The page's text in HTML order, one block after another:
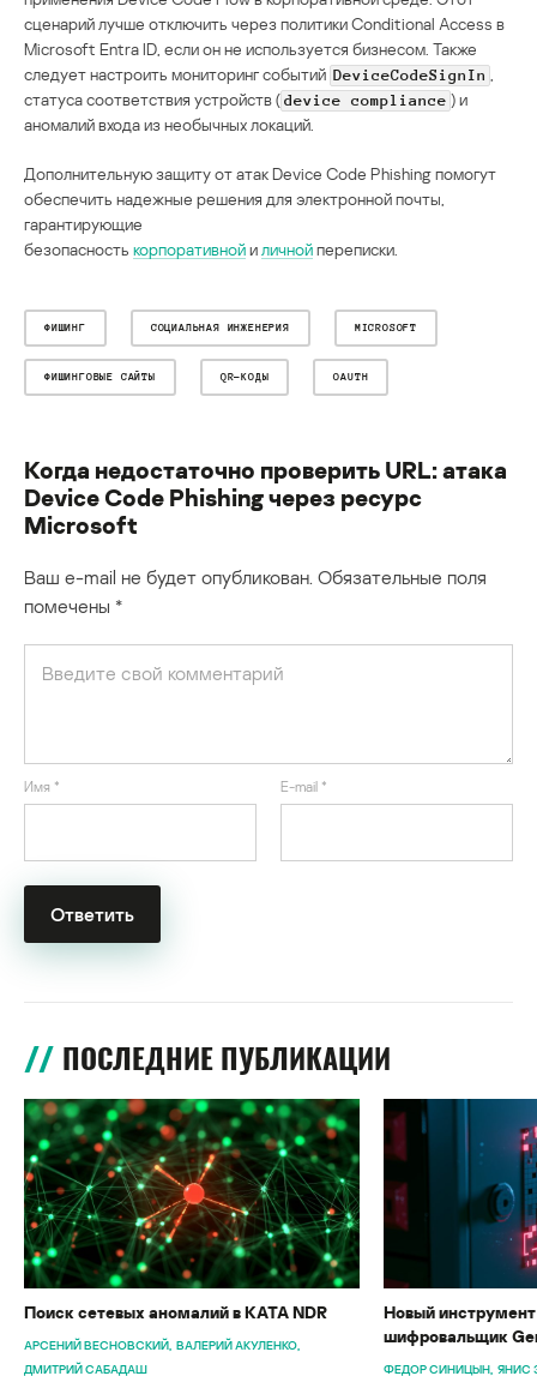
сценарий лучше отключить через политики Conditional Access в
Microsoft Entra ID, если он не используется бизнесом. Также
следует настроить мониторинг событий DeviceCodeSignIn
статуса соответствия устройств ( device compliance ) и
аномалий входа из необычных локаций.
Дополнительную защиту от атак Device Code Phishing помогут
обеспечить надежные решения для электронной почты,
гарантирующие
безопасность корпоративнойи личнойпереписки.
ФИШИНГ СОЦИАЛЬНАЯ ИНЖЕНЕРИЯ MICROSOFT
ФИШИНГОВЫЕ САЙТЫ QR-КОДЫ OAUTH
Когда недостаточно проверить URL: атака
Device Code Phishing через ресурс
Microsoft
Ваш e-mail не будет опубликован. Обязательные поля
помечены *
Имя * E-mail *
ПОСЛЕДНИЕ ПУБЛИКАЦИИ
Поиск сетевых аномалий в KATA NDR
АРСЕНИЙ ВЕСНОВСКИЙ ВАЛЕРИЙ АКУЛЕНКО
ДМИТРИЙ САБАДАШ
Новый
шифровальщик
ФЕДОР СИНИЦЫН ЯНИС